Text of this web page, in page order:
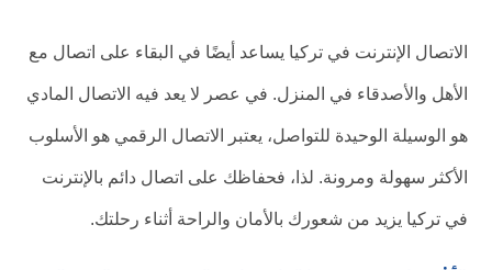
الاتصال الإنترنت في تركيا يساعد أيضًا في البقاء على اتصال مع
الأهل والأصدقاء في المنزل. في عصر لا يعد فيه الاتصال المادي
هو الوسيلة الوحيدة للتواصل، يعتبر الاتصال الرقمي هو الأسلوب
الأكثر سهولة ومرونة. لذا، فحفاظك على اتصال دائم بالإنترنت
في تركيا يزيد من شعورك بالأمان والراحة أثناء رحلتك.